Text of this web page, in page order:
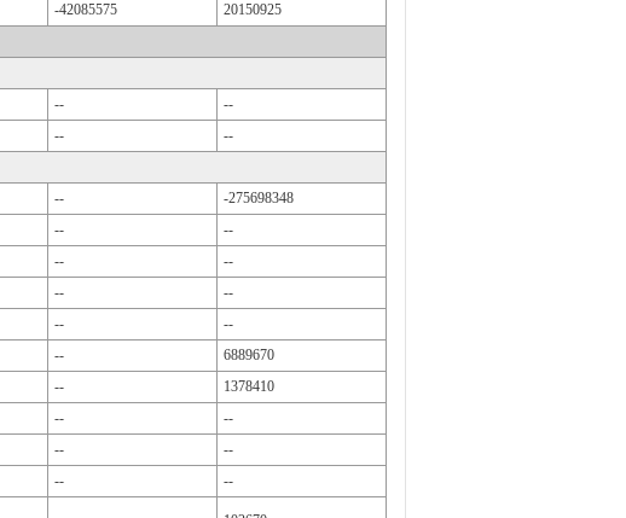
-42085575
20150925
--
--
--
--
--
-275698348
--
--
--
--
--
--
--
--
--
6889670
--
1378410
--
--
--
--
--
--